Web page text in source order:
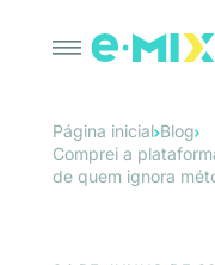
Página inicial Blog
Comprei a
de quem ignora